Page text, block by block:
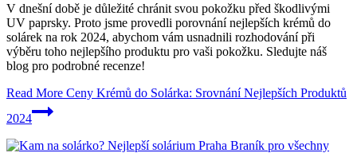
V dnešní době je důležité chránit svou pokožku před škodlivými
UV paprsky. Proto jsme provedli porovnání nejlepších krémů do
solárek na rok 2024, abychom vám usnadnili rozhodování při
výběru toho nejlepšího produktu pro vaši pokožku. Sledujte náš
blog pro podrobné recenze!
Read More Ceny Krémů do Solárka: Srovnání Nejlepších Produktů
2024